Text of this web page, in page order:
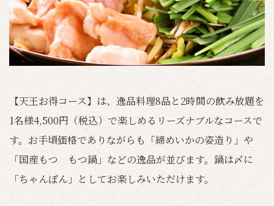
【天王お得コース】は、逸品料理8品と2時間の飲み放題を
1名様4,500円（税込）で楽しめるリーズナブルなコースで
す。お手頃価格でありながらも「締めいかの姿造り」や
「国産もつ もつ鍋」などの逸品が並びます。鍋は〆に
「ちゃんぽん」としてお楽しみいただけます。